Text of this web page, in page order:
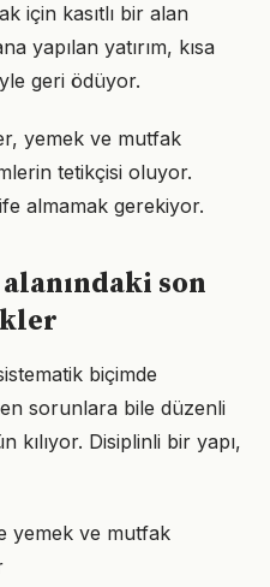
için kasıtlı bir alan
yapılan yatırım, kısa
geri ödüyor.
yemek ve mutfak
tetikçisi oluyor.
almamak gerekiyor.
son
biçimde
sorunlara bile düzenli
kılıyor. Disiplinli bir yapı,
yemek ve mutfak